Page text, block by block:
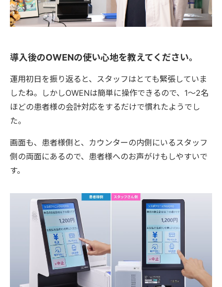
導入後のOWENの使い心地を教えてください。
運用初日を振り返ると、スタッフはとても緊張していま
したね。しかしOWENは簡単に操作できるので、1〜2名
ほどの患者様の会計対応をするだけで慣れたようでし
た。
画面も、患者様側と、カウンターの内側にいるスタッフ
側の両面にあるので、患者様へのお声がけもしやすいで
す。